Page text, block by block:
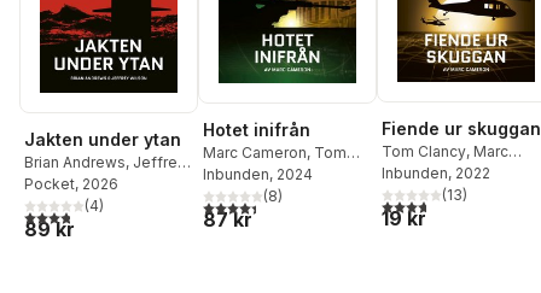
Jakten under ytan
Brian Andrews, Jeffrey
Wilson, Tom Clancy
Pocket, 2026
3,8utav 5 stjärnor. Totalt antal röster:
(4)
89 kr
Hotet inifrån
Marc Cameron, Tom
Clancy
Inbunden, 2024
4,4utav 5 stjärnor. Totalt antal röster:
(8)
87 kr
Fiende ur skuggan
Tom Clancy, Marc
Cameron
Inbunden, 2022
3,7utav 5 stjärnor.
(13)
19 kr